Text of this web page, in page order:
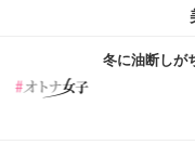
冬に油断しが